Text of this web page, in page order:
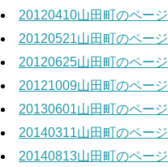
20120410山田町のページ
20120521山田町のページ
20120625山田町のページ
20121009山田町のページ
20130601山田町のページ
20140311山田町のページ
20140813山田町のページ